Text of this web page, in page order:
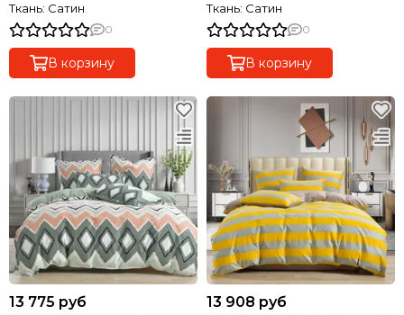
Ткань: Сатин
0
В корзину
Ткань: Сатин
0
В корзину
13 775 руб 13 908 руб